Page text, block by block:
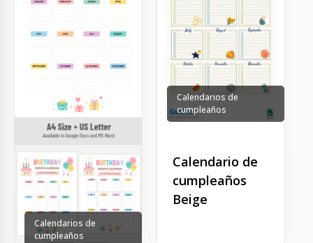
Calendarios de
cumpleaños
Calendarios de
cumpleaños
Calendario de
cumpleaños
Beige